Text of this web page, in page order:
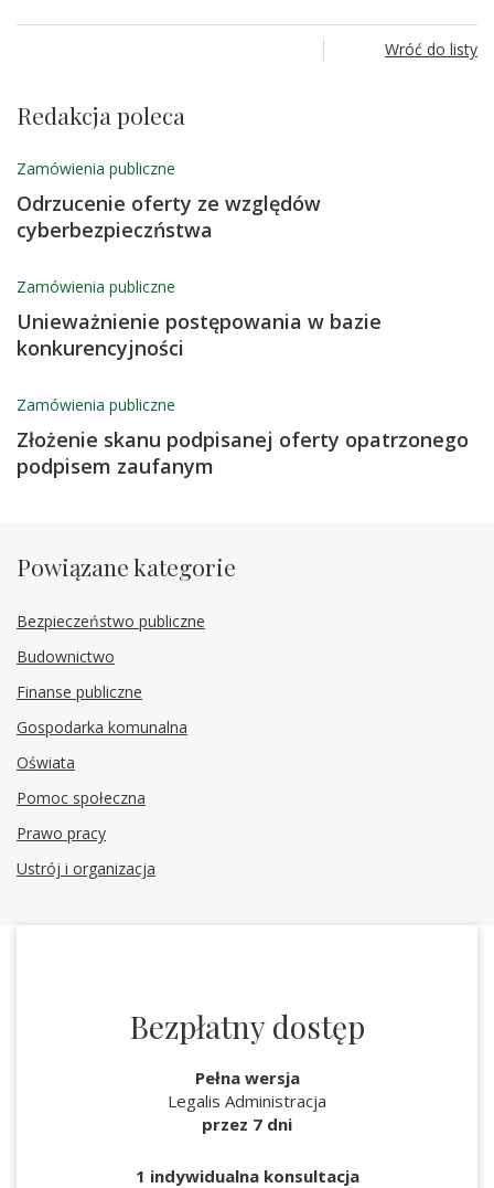
Wróć do listy
Redakcja poleca
Zamówienia publiczne
Odrzucenie oferty ze względów
cyberbezpieczństwa
Zamówienia publiczne
Unieważnienie postępowania w bazie
konkurencyjności
Zamówienia publiczne
Złożenie skanu podpisanej oferty opatrzonego
podpisem zaufanym
Powiązane kategorie
Bezpieczeństwo publiczne
Budownictwo
Finanse publiczne
Gospodarka komunalna
Oświata
Pomoc społeczna
Prawo pracy
Ustrój i organizacja
Bezpłatny dostęp
Pełna wersja
Legalis Administracja
przez 7 dni
1 indywidualna konsultacja